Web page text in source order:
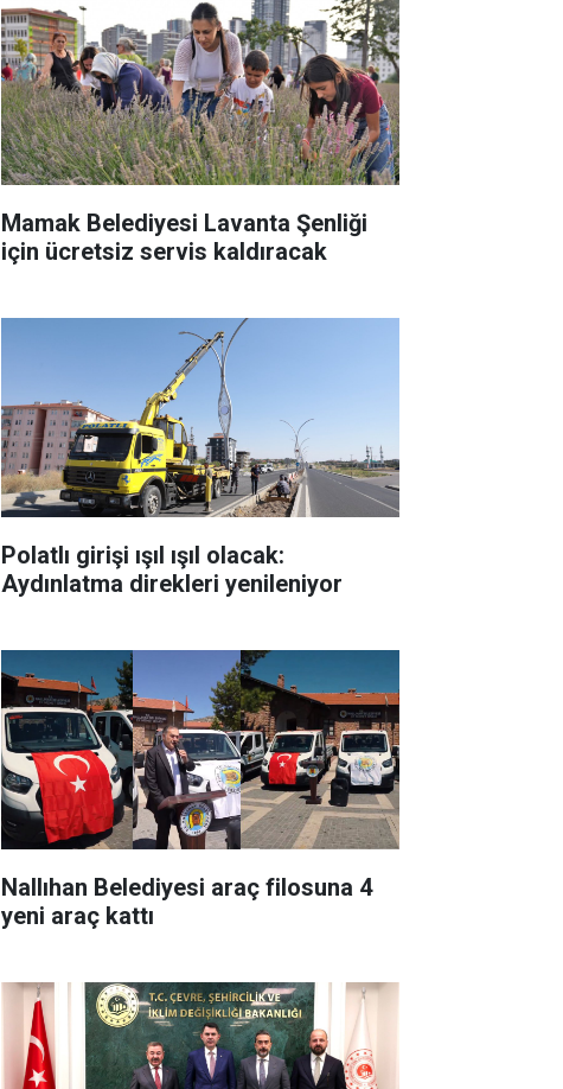
Mamak Belediyesi Lavanta Şenliği
için ücretsiz servis kaldıracak
Polatlı girişi ışıl ışıl olacak:
Aydınlatma direkleri yenileniyor
Nallıhan Belediyesi araç filosuna 4
yeni araç kattı